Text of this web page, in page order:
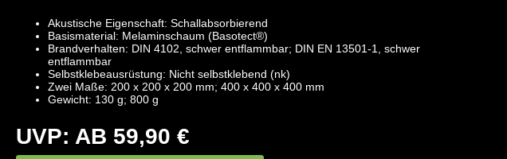
Akustische Eigenschaft: Schallabsorbierend
Basismaterial: Melaminschaum (Basotect®)
Brandverhalten: DIN 4102, schwer entflammbar; DIN EN 13501-1, schwer
entflammbar
Selbstklebeausrüstung: Nicht selbstklebend (nk)
Zwei Maße: 200 x 200 x 200 mm; 400 x 400 x 400 mm
Gewicht: 130 g; 800 g
UVP: AB 59,90 €